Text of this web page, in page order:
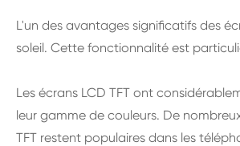
L'un des avantages significatifs des
soleil. Cette fonctionnalité est
Les écrans LCD TFT ont
leur gamme de couleurs. De
TFT restent populaires dans les